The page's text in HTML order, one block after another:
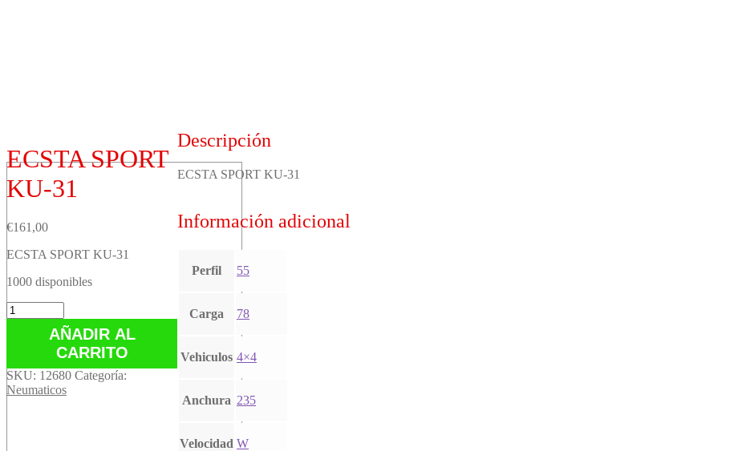
ECSTA SPORT
KU-31
€161,00
ECSTA SPORT KU-31
1000 disponibles
ECSTA
SPORT
cantidad
AÑADIR AL
CARRITO
SKU: 12680 Categoría:
Neumaticos
Descripción
ECSTA SPORT KU-31
Información adicional
Perfil 55
Carga 78
Vehiculos 4×4
Anchura 235
Velocidad W